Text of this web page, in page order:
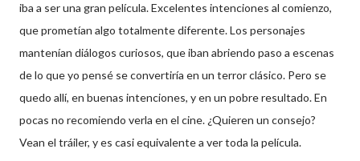
iba a ser una gran película. Excelentes intenciones al comienzo,
que prometían algo totalmente diferente. Los personajes
mantenían diálogos curiosos, que iban abriendo paso a escenas
de lo que yo pensé se convertiría en un terror clásico. Pero se
quedo allí, en buenas intenciones, y en un pobre resultado. En
pocas no recomiendo verla en el cine. ¿Quieren un consejo?
Vean el tráiler, y es casi equivalente a ver toda la película.